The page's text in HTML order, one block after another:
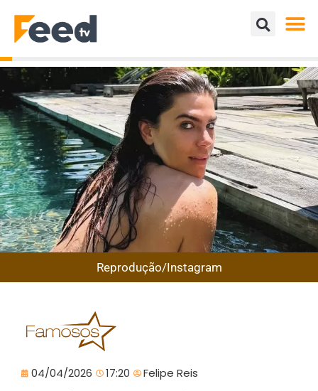
Reprodução/Instagram
04/04/2026 17:20 Felipe Reis